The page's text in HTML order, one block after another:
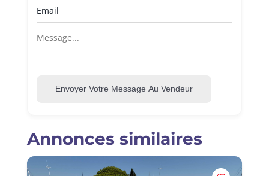
Envoyer Votre Message Au Vendeur
Annonces similaires